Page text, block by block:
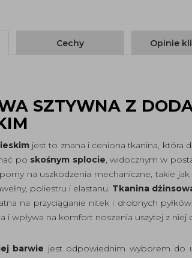
Cechy Opinie
SZTYWNA Z
jest to znana i ceniona tkanina, która
po skośnym splocie, widocznym w
na uszkodzenia mechaniczne, takie
poliestru i elastanu. Tkanina
na przyciąganie nitek i drobnych
wpływa na komfort noszenia uszytej z niej
barwie jest odpowiednim wyborem do